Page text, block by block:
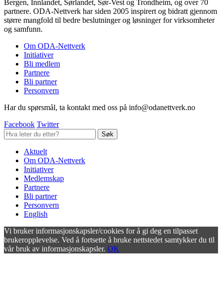
Bergen, Innlandet, Sørlandet, Sør-Vest og Trondheim, og over 70
partnere. ODA-Nettverk har siden 2005 inspirert og bidratt gjennom
større mangfold til bedre beslutninger og løsninger for virksomheter
og samfunn.
Om ODA-Nettverk
Initiativer
Bli medlem
Partnere
Bli partner
Personvern
Har du spørsmål, ta kontakt med oss på info@odanettverk.no
Facebook Twitter
Aktuelt
Om ODA-Nettverk
Initiativer
Medlemskap
Partnere
Bli partner
Personvern
English
Vi bruker informasjonskapsler/cookies for å gi deg en tilpasset
brukeropplevelse. Ved å fortsette å bruke nettstedet samtykker du til
vår bruk av informasjonskapsler. OK